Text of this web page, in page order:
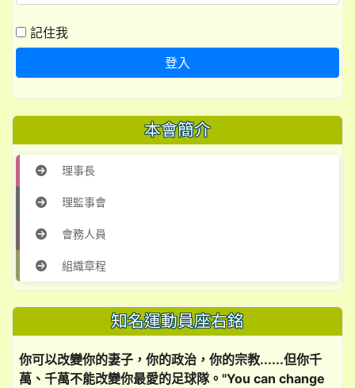
記住我
登入
本會簡介
理事長
理監事會
會務人員
組織章程
知名運動員座右銘
你可以改變你的妻子，你的政治，你的宗教......但你千
萬、千萬不能改變你最愛的足球隊。"You can change